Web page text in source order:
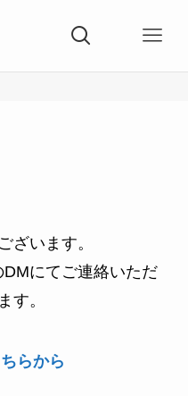
ざいます。
にてご連絡いただ
す。
らから